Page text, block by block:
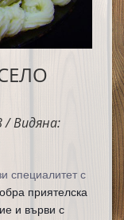
/ Видяна:
специалитет с
приятелска
и върви с